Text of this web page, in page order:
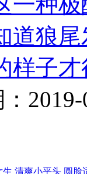
道狼
样子
2019-
生 清爽小平头 圆脸